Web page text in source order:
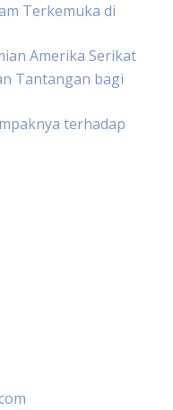
Terkemuka di
Amerika Serikat
Tantangan bagi
terhadap